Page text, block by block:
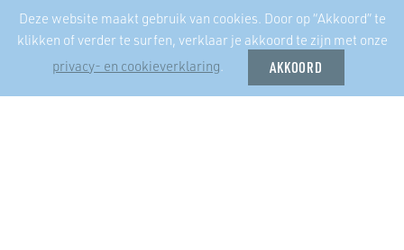
Samenwerking zustercoöperatie ECO2050
Deze website maakt gebruik van cookies. Door op “Akkoord” te
klikken of verder te surfen, verklaar je akkoord te zijn met onze
privacy- en cookieverklaring
AKKOORD